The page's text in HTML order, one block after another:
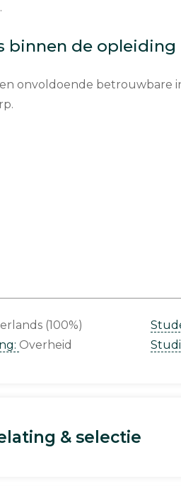
binnen de opleiding
onvoldoende betrouwbare
(100%)
Overheid
& selectie